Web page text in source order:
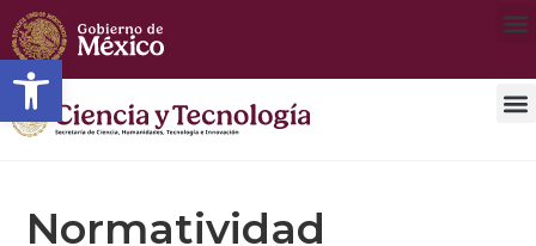
Open toolbar
Normatividad